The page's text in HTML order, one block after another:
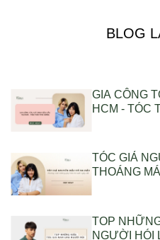
BLOG
GIA CÔNG
HCM - TÓC
TÓC GIẢ
THOÁNG
TOP
NGƯỜI HÓI